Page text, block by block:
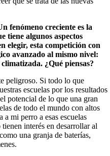
fenómeno creciente es la
tiene algunos aspectos
elegir, esta competición con
avanzado al mismo nivel:
¿Qué piensas?
peligroso. Si todo lo que
escuelas por los resultados
potencial de lo que una gran
de todo el mundo con altos
a mi perro a esas escuelas
interés en desarrollar al
una granja de baterías,